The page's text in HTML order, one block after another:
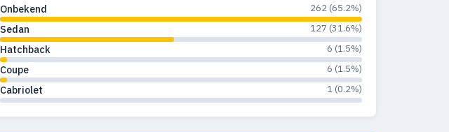
Onbekend 262 (65.2%)
Sedan 127 (31.6%)
Hatchback 6 (1.5%)
Coupe 6 (1.5%)
Cabriolet 1 (0.2%)